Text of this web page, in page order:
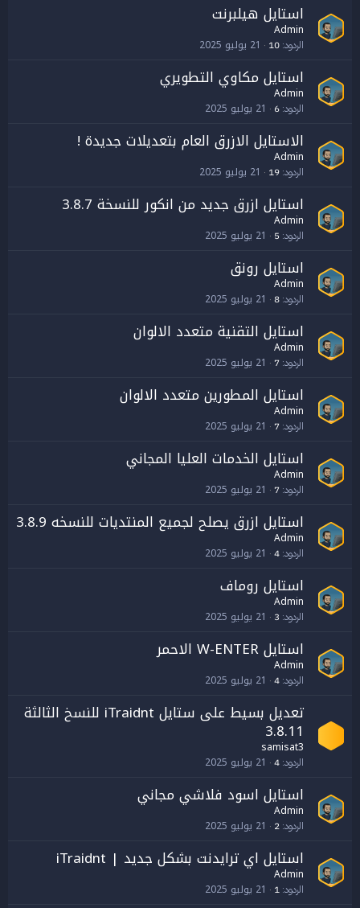
استايل هيلبرنت
Admin
الردود 10 21 يوليو 2025
استايل مكاوي التطويري
Admin
الردود 6 21 يوليو 2025
الاستايل الازرق العام بتعديلات جديدة !
Admin
الردود 19 21 يوليو 2025
استايل ازرق جديد من انكور للنسخة 3.8.7
Admin
الردود 5 21 يوليو 2025
استايل رونق
Admin
الردود 8 21 يوليو 2025
استايل التقنية متعدد الالوان
Admin
الردود 7 21 يوليو 2025
استايل المطورين متعدد الالوان
Admin
الردود 7 21 يوليو 2025
استايل الخدمات العليا المجاني
Admin
الردود 7 21 يوليو 2025
استايل ازرق يصلح لجميع المنتديات للنسخه 3.8.9
Admin
الردود 4 21 يوليو 2025
استايل روماف
Admin
الردود 3 21 يوليو 2025
استايل W-ENTER الاحمر
Admin
الردود 4 21 يوليو 2025
تعديل بسيط على ستايل iTraidnt للنسخ الثالثة
3.8.11
samisat3
الردود 4 21 يوليو 2025
استايل اسود فلاشي مجاني
Admin
الردود 2 21 يوليو 2025
استايل اي ترايدنت بشكل جديد | iTraidnt
Admin
الردود 1 21 يوليو 2025